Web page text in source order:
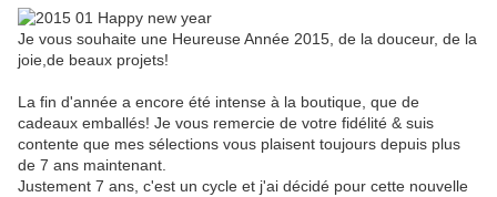
Je vous souhaite une Heureuse Année 2015, de la douceur, de la
joie,de beaux projets!
La fin d'année a encore été intense à la boutique, que de
cadeaux emballés! Je vous remercie de votre fidélité & suis
contente que mes sélections vous plaisent toujours depuis plus
de 7 ans maintenant.
Justement 7 ans, c'est un cycle et j'ai décidé pour cette nouvelle